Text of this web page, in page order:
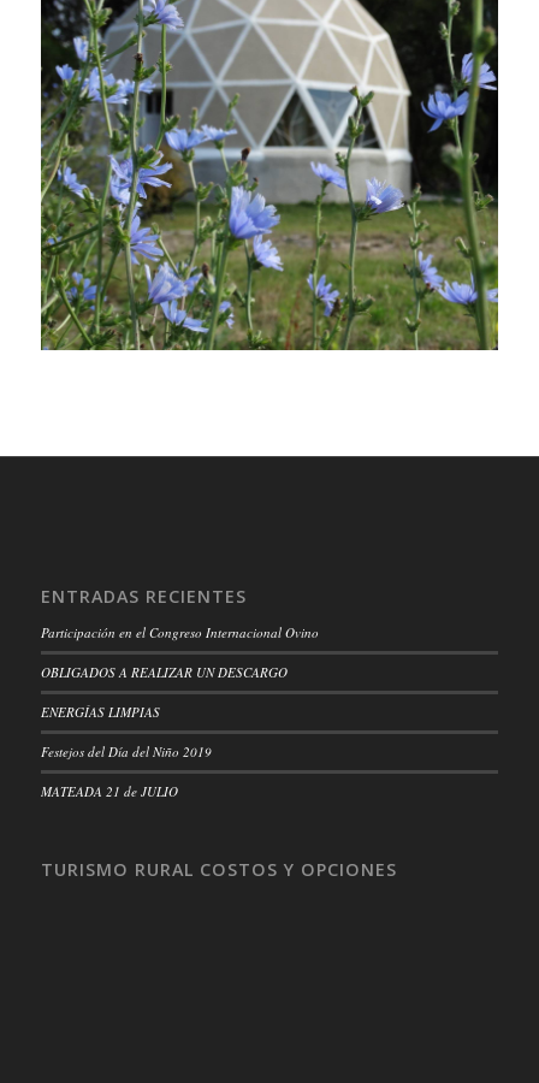
ENTRADAS RECIENTES
Participación en el Congreso Internacional Ovino
OBLIGADOS A REALIZAR UN DESCARGO
ENERGÍAS LIMPIAS
Festejos del Día del Niño 2019
MATEADA 21 de JULIO
TURISMO RURAL COSTOS Y OPCIONES